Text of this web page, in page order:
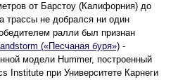
от Барстоу (Калифорния) до
трассы не добрался ни один
ралли был признан
(«Песчаная буря») -
модели Hummer, построенный
Institute при Университете Карнеги